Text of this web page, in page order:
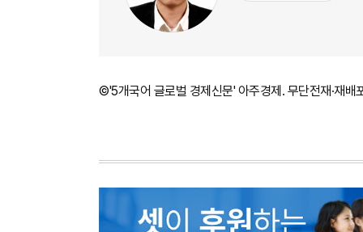
©'5개국어 글로벌 경제신문' 아주경제. 무단전재·재배